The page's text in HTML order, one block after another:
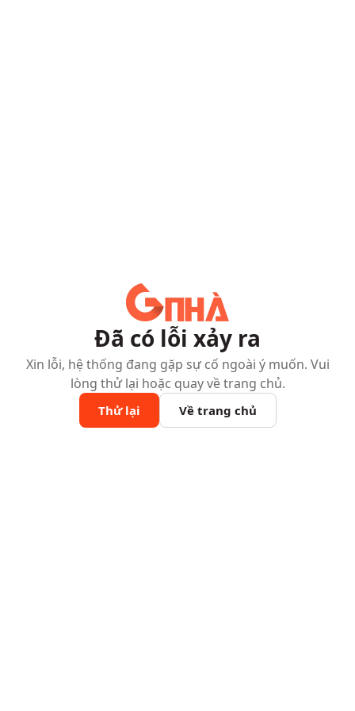
Đã có lỗi xảy ra
Xin lỗi, hệ thống đang gặp sự cố ngoài ý muốn. Vui
lòng thử lại hoặc quay về trang chủ.
Thử lại Về trang chủ